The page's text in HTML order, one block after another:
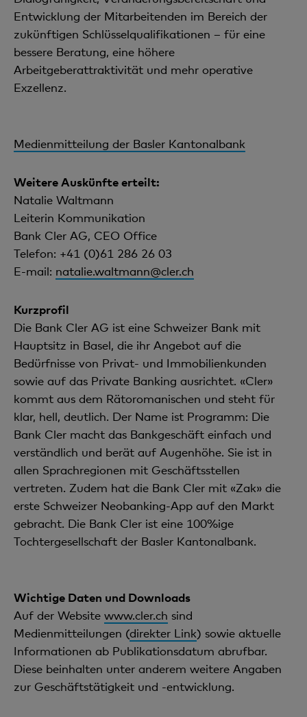
Entwicklung der Mitarbeitenden im Bereich der
zukünftigen Schlüsselqualifikationen – für eine
bessere Beratung, eine höhere
Arbeitgeberattraktivität und mehr operative
Exzellenz.
Medienmitteilung der Basler Kantonalbank
Weitere Auskünfte erteilt:
Natalie Waltmann
Leiterin Kommunikation
Bank Cler AG, CEO Office
Telefon: +41 (0)61 286 26 03
E-mail: natalie.waltmann@cler.ch
Kurzprofil
Die Bank Cler AG ist eine Schweizer Bank mit
Hauptsitz in Basel, die ihr Angebot auf die
Bedürfnisse von Privat- und Immobilienkunden
sowie auf das Private Banking ausrichtet. «Cler»
kommt aus dem Rätoromanischen und steht für
klar, hell, deutlich. Der Name ist Programm: Die
Bank Cler macht das Bankgeschäft einfach und
verständlich und berät auf Augenhöhe. Sie ist in
allen Sprachregionen mit Geschäftsstellen
vertreten. Zudem hat die Bank Cler mit «Zak» die
erste Schweizer Neobanking-App auf den Markt
gebracht. Die Bank Cler ist eine 100%ige
Tochtergesellschaft der Basler Kantonalbank.
Wichtige Daten und Downloads
Auf der Website www.cler.ch sind
Medienmitteilungen (direkter Link) sowie aktuelle
Informationen ab Publikationsdatum abrufbar.
Diese beinhalten unter anderem weitere Angaben
zur Geschäftstätigkeit und -entwicklung.